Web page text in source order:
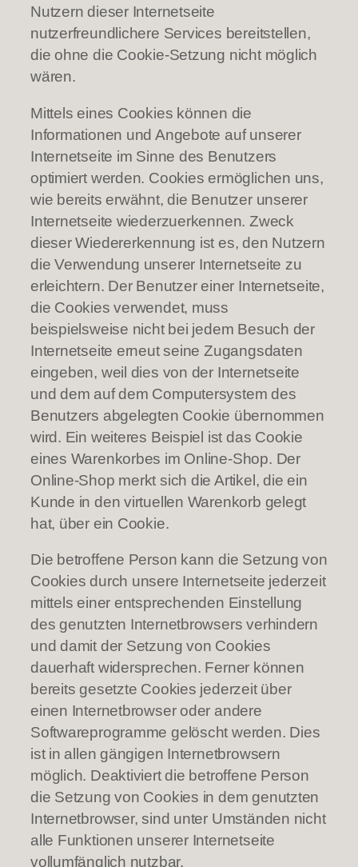
Nutzern dieser Internetseite
nutzerfreundlichere Services bereitstellen,
die ohne die Cookie-Setzung nicht möglich
wären.
Mittels eines Cookies können die
Informationen und Angebote auf unserer
Internetseite im Sinne des Benutzers
optimiert werden. Cookies ermöglichen uns,
wie bereits erwähnt, die Benutzer unserer
Internetseite wiederzuerkennen. Zweck
dieser Wiedererkennung ist es, den Nutzern
die Verwendung unserer Internetseite zu
erleichtern. Der Benutzer einer Internetseite,
die Cookies verwendet, muss
beispielsweise nicht bei jedem Besuch der
Internetseite erneut seine Zugangsdaten
eingeben, weil dies von der Internetseite
und dem auf dem Computersystem des
Benutzers abgelegten Cookie übernommen
wird. Ein weiteres Beispiel ist das Cookie
eines Warenkorbes im Online-Shop. Der
Online-Shop merkt sich die Artikel, die ein
Kunde in den virtuellen Warenkorb gelegt
hat, über ein Cookie.
Die betroffene Person kann die Setzung von
Cookies durch unsere Internetseite jederzeit
mittels einer entsprechenden Einstellung
des genutzten Internetbrowsers verhindern
und damit der Setzung von Cookies
dauerhaft widersprechen. Ferner können
bereits gesetzte Cookies jederzeit über
einen Internetbrowser oder andere
Softwareprogramme gelöscht werden. Dies
ist in allen gängigen Internetbrowsern
möglich. Deaktiviert die betroffene Person
die Setzung von Cookies in dem genutzten
Internetbrowser, sind unter Umständen nicht
alle Funktionen unserer Internetseite
vollumfänglich nutzbar.